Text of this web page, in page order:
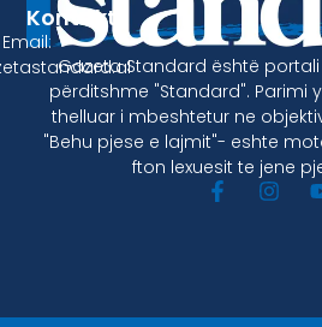
Gazeta Standard është
përditshme "Standard". Parimi
thelluar i mbeshtetur ne
"Behu pjese e lajmit"- eshte
fton lexuesit te jene
Kontakt
Email: